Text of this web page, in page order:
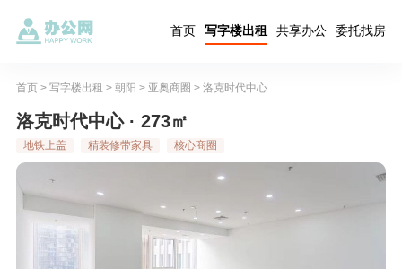
首页 写字楼出租 共享办公 委托找房
首页> 写字楼出租 > 朝阳 > 亚奥商圈 > 洛克时代中心
洛克时代中心 · 273㎡
地铁上盖 精装修带家具 核心商圈